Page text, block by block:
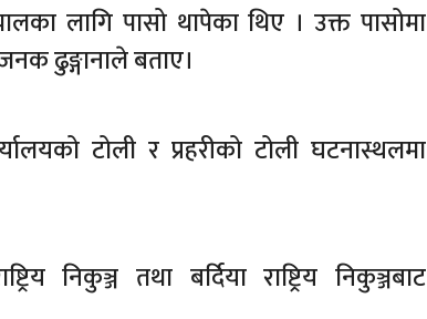
लागि पासो थापेका थिए । उक्त पासोमा
ढुङ्गानाले बताए।
टोली र प्रहरीको टोली घटनास्थलमा
निकुञ्ज तथा बर्दिया राष्ट्रिय निकुञ्जबाट